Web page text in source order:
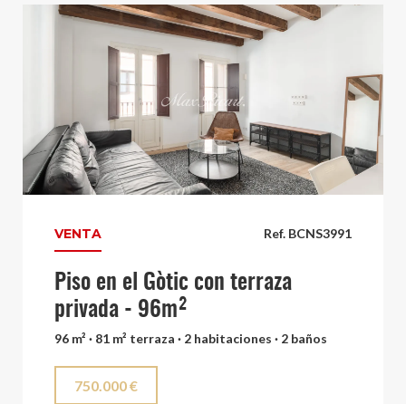
Ref. BCNS3991
VENTA
Piso en el Gòtic con terraza
privada - 96m²
96 m² · 81 m² terraza · 2 habitaciones · 2 baños
750.000 €